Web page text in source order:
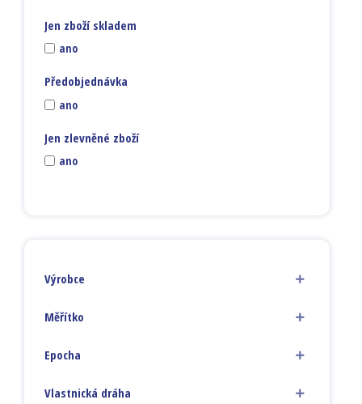
Jen zboží skladem
ano
Předobjednávka
ano
Jen zlevněné zboží
ano
Výrobce
Měřítko
Epocha
Vlastnická dráha